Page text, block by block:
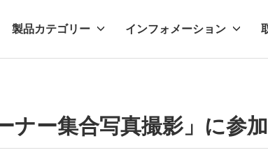
製品カテゴリー インフォメーション
ー集合写真撮影」に参加